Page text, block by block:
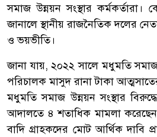
সমাজ উন্নয়ন সংস্থার কর্মকর্তারা।
জানালে স্থানীয় রাজনৈতিক দলের
ও ভয়ভীতি।
জানা যায়, ২০২২ সালে মধুমতি সমাজ
পরিচালক মাসুদ রানা টাকা
মধুমতি সমাজ উন্নয়ন সংস্থার
আদালতে ৪ শতাধিক মামলা
বাদি গ্রাহকদের মোট আর্থিক দাবি